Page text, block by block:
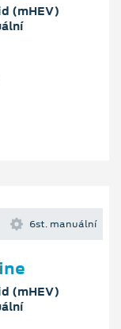
(mHEV)
6st. manuální
(mHEV)